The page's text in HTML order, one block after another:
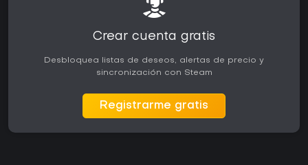
Crear cuenta gratis
Desbloquea listas de deseos, alertas de precio y
sincronización con Steam
Registrarme gratis